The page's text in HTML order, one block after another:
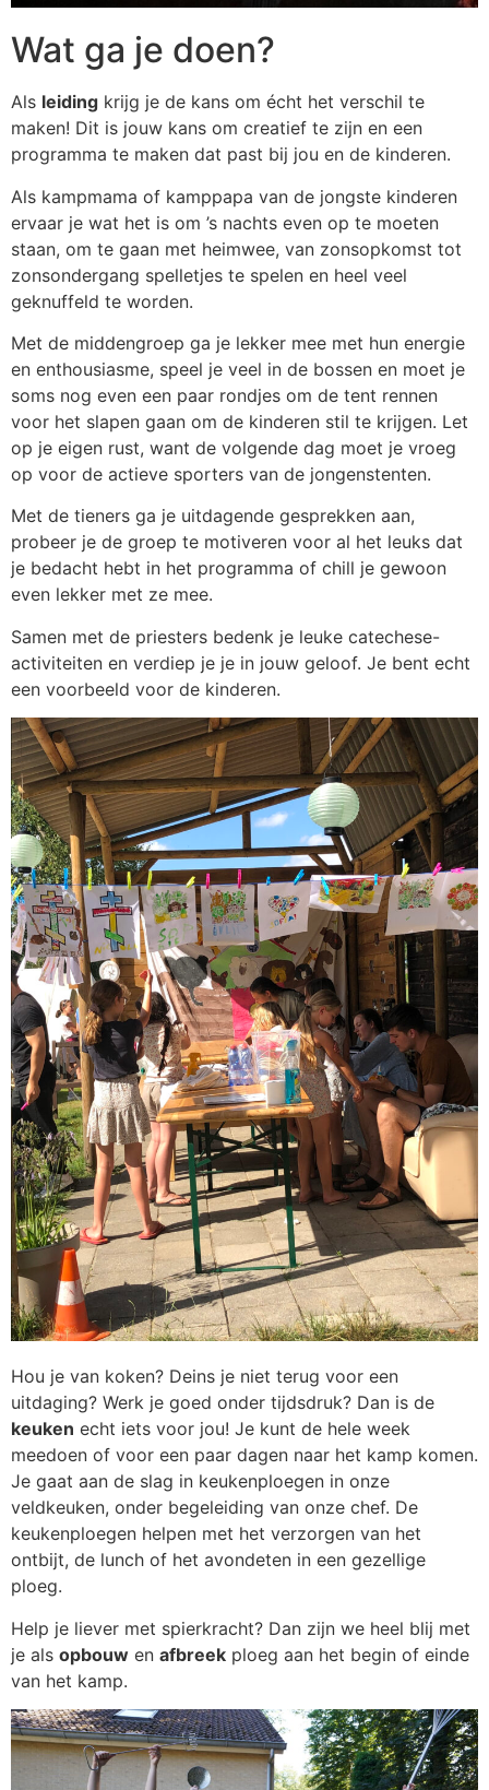
Wat ga je doen?
Als leiding krijg je de kans om écht het verschil te
maken! Dit is jouw kans om creatief te zijn en een
programma te maken dat past bij jou en de kinderen.
Als kampmama of kamppapa van de jongste kinderen
ervaar je wat het is om ’s nachts even op te moeten
staan, om te gaan met heimwee, van zonsopkomst tot
zonsondergang spelletjes te spelen en heel veel
geknuffeld te worden.
Met de middengroep ga je lekker mee met hun energie
en enthousiasme, speel je veel in de bossen en moet je
soms nog even een paar rondjes om de tent rennen
voor het slapen gaan om de kinderen stil te krijgen. Let
op je eigen rust, want de volgende dag moet je vroeg
op voor de actieve sporters van de jongenstenten.
Met de tieners ga je uitdagende gesprekken aan,
probeer je de groep te motiveren voor al het leuks dat
je bedacht hebt in het programma of chill je gewoon
even lekker met ze mee.
Samen met de priesters bedenk je leuke catechese-
activiteiten en verdiep je je in jouw geloof. Je bent echt
een voorbeeld voor de kinderen.
Hou je van koken? Deins je niet terug voor een
uitdaging? Werk je goed onder tijdsdruk? Dan is de
keuken echt iets voor jou! Je kunt de hele week
meedoen of voor een paar dagen naar het kamp komen.
Je gaat aan de slag in keukenploegen in onze
veldkeuken, onder begeleiding van onze chef. De
keukenploegen helpen met het verzorgen van het
ontbijt, de lunch of het avondeten in een gezellige
ploeg.
Help je liever met spierkracht? Dan zijn we heel blij met
je als opbouw en afbreek ploeg aan het begin of einde
van het kamp.